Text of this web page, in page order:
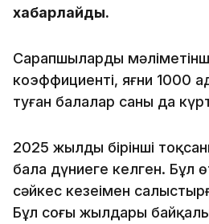
хабарлайды.
Сарапшылардың
коэффициенті, яғни 1000
туған балалар саны да
2025 жылдың бірінші
бала дүниеге келген. Бұл
сәйкес кезеңімен
Бұл соңғы жылдары